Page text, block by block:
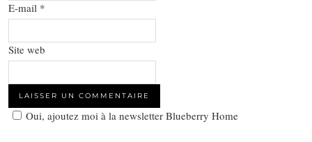
E-mail *
Site web
Oui, ajoutez moi à la newsletter Blueberry Home